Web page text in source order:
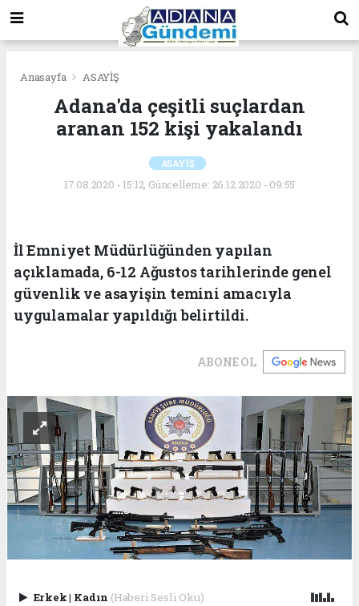
Anasayfa ASAYİŞ
Adana'da çeşitli suçlardan
aranan 152 kişi yakalandı
ASAYİŞ
17.08.2020 - 15:12, Güncelleme: 26.12.2020 - 09:55
İl Emniyet Müdürlüğünden yapılan
açıklamada, 6-12 Ağustos tarihlerinde genel
güvenlik ve asayişin temini amacıyla
uygulamalar yapıldığı belirtildi.
ABONE OL
Erkek| Kadın (Haberi Sesli Oku)